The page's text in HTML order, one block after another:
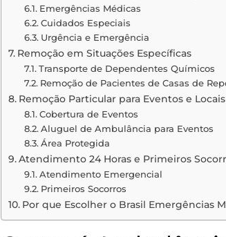
Emergências Médicas
Cuidados Especiais
Urgência e Emergência
Remoção em Situações Específicas
Transporte de Dependentes Químicos
Remoção de Pacientes de Casas de
Remoção Particular para Eventos e
Cobertura de Eventos
Aluguel de Ambulância para Eventos
Área Protegida
Atendimento 24 Horas e Primeiros
Atendimento Emergencial
Primeiros Socorros
Por que Escolher o Brasil Emergências